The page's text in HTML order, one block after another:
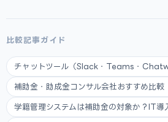
比較記事ガイド
チャットツール（Slack・Teams・
補助金・助成金コンサル会社おすすめ比較
学籍管理システムは補助金の対象か？IT導